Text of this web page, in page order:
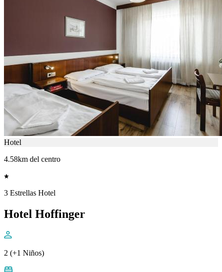
Hotel
4.58km del centro
3 Estrellas Hotel
Hotel Hoffinger
2 (+1 Niños)